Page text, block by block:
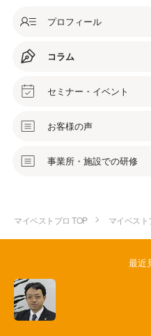
プロフィール
コラム
セミナー・イベント
お客様の声
事業所・施設での研修
マイベストプロ TOP マイベス
最近